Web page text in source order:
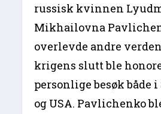
russisk kvinnen
Mikhailovna
overlevde andre
krigens slutt ble
personlige besøk både
og USA. Pavlichenko